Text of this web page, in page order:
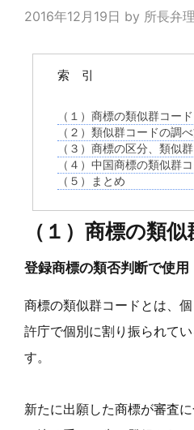
2016年12月19日 by 所長弁
索 引
（１）商標の類似群コー
（２）類似群コードの調
（３）商標の区分、類似
（４）中国商標の類似群
（５）まとめ
（１）商標の類
登録商標の類否判断で使用
商標の類似群コードとは、
許庁で個別に割り振られて
す。
新たに出願した商標が審査